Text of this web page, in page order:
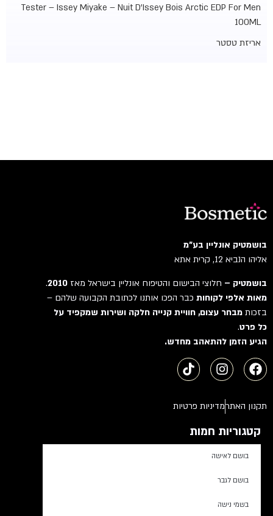
Tester – Issey Miyake – Nuit D'Issey Bois Arctic EDP For Men
100ML
אריזת טסטר
בושמטיק אונליין בע"מ
אליהו הנביא 12, קרית אתא
בושמטיק –חלוצי הבישום והטיפוח אונליין בישראל מאז2010
.
מאות אלפי לקוחותכבר הפכו אותנו לכתובת הקבועה שלהם –
בזכותמבחר עצום, חוויית קנייה חלקה ושירות שמקפיד על
כל פרט.
הגיע הזמן להתאהב מחדש.
תקנון האתרמדיניות פרטיות
קטגוריות חמות
בושם לאישה
בושם לגבר
בשמי נישה